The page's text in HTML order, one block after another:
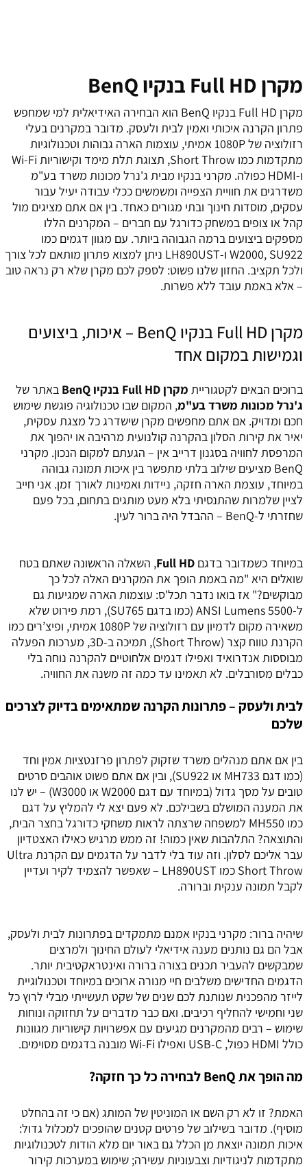
מקרן Full HD בנקיו BenQ
מקרן Full HD בנקיו BenQ הוא הבחירה האידיאלית למי שמחפש
פתרון הקרנה איכותי ואמין לבית ולעסק. מדובר במקרנים בעלי
רזולוציה של 1080P אמיתי, עוצמות הארה גבוהות וטכנולוגיות
מתקדמות כמו Short Throw, תצוגת תלת מימד וקישוריות Wi-Fi
ו-HDMI כפולה. מקרני בנקיו מבית ג'נרל מכונות משרד בע"מ
משדרגים את חוויית הצפייה ומשמשים ככלי עבודה יעיל עבור
עסקים, מוסדות חינוך ובתי מגורים כאחד. בין אם אתם מציגים מול
קהל או צופים במשחק כדורגל עם חברים – המקרנים הללו
מספקים ביצועים ברמה הגבוהה ביותר. עם מגוון דגמים כמו
W2000, SU922 ו-LH890UST ניתן למצוא פתרון מותאם לכל צורך
ולכל תקציב. החזון שלנו פשוט: לספק לכם מקרן שלא רק נראה טוב
– אלא באמת עובד ללא פשרות.
מקרן Full HD בנקיו BenQ – איכות, ביצועים
וגמישות במקום אחד
ברוכים הבאים לקטגוריית מקרן Full HD בנקיו BenQ
באתר של
ג'נרל מכונות משרד בע"מ, המקום שבו טכנולוגיה פוגשת שימוש
חכם ומדויק. אם אתם מחפשים מקרן שישדרג כל מצגת עסקית,
יאיר את קירות הסלון בהקרנה קולנועית מרהיבה או יהפוך את
המרפסת לחוויה בסגנון דרייב אין – הגעתם למקום הנכון. מקרני
BenQ מציעים שילוב בלתי מתפשר בין איכות תמונה גבוהה
במיוחד, עוצמת הארה חזקה, ניידות ואמינות לאורך זמן. אני חייב
לציין שלמרות שהתנסיתי בלא מעט מותגים בתחום, בכל פעם
שחזרתי ל-BenQ – ההבדל היה ברור לעין.
במיוחד כשמדובר בדגם Full HD, השאלה הראשונה שאתם בטח
שואלים היא "מה באמת הופך את המקרנים האלה לכל כך
מבוקשים?" אז בואו נדבר תכל'ס: עוצמות הארה שמגיעות גם
ל-5500 ANSI Lumens (כמו בדגם SU765), רמת פירוט שלא
משאירה מקום לדמיון עם רזולוציה של 1080P אמיתי, ופיצ’רים כמו
הקרנת טווח קצר (Short Throw), תמיכה ב-3D, מערכות הפעלה
מבוססות אנדרואיד ואפילו דגמים אלחוטיים להקרנה נוחה בלי
כבלים מסורבלים. לא תאמינו עד כמה זה משנה את החוויה.
לבית ולעסק – פתרונות הקרנה שמתאימים בדיוק לצרכים
שלכם
בין אם אתם מנהלים משרד שזקוק לפתרון פרזנטציות אמין וחד
(כמו דגם MH733 או SU922), ובין אם אתם פשוט אוהבים סרטים
טובים על מסך גדול (במיוחד עם דגם W2000 או W3000) – יש לנו
את המענה המושלם בשבילכם. לא פעם יצא לי להמליץ על דגם
כמו MH550 למשפחה שרצתה לראות משחקי כדורגל בחצר הבית,
והתוצאה? התלהבות שאין כמוה! זה ממש מרגיש כאילו האצטדיון
עבר אליכם לסלון. וזה עוד בלי לדבר על הדגמים עם הקרנת Ultra
Short Throw כמו LH890UST – שאפשר להצמיד לקיר ועדיין
לקבל תמונה ענקית וברורה.
שיהיה ברור: מקרני בנקיו אמנם מתמקדים בפתרונות לבית ולעסק,
אבל הם גם נותנים מענה אידיאלי לעולם החינוך ולמרצים
שמבקשים להעביר תכנים בצורה ברורה ואינטראקטיבית יותר.
הדגמים החדישים משלבים חיי מנורה ארוכים במיוחד וטכנולוגיית
לייזר מהפכנית שנותנת לכם שנים של שקט תעשייתי מבלי לרוץ כל
שני וחמישי להחליף רכיבים. ואם כבר מדברים על תחזוקה ונוחות
שימוש – רבים מהמקרנים מגיעים עם אפשרויות קישוריות מגוונות
כולל HDMI כפול, USB-C ואפילו Wi-Fi מובנה בדגמים מסוימים.
מה הופך את BenQ לבחירה כל כך חזקה?
האמת? זו לא רק השם או המוניטין של המותג (אם כי זה בהחלט
מוסיף). מדובר בשילוב של פרטים קטנים שהופכים למכלול גדול:
איכות תמונה יוצאת מן הכלל גם באור יום מלא הודות לטכנולוגיות
מתקדמות לניגודיות וצבעוניות עשירה; שימוש במערכות קירור